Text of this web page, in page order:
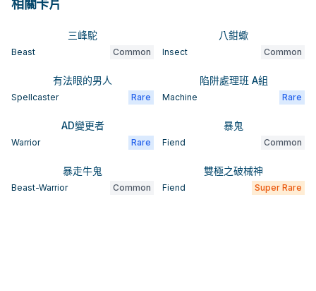
相關卡片
三峰駝
Beast Common
八鉗蠍
Insect Common
有法眼的男人
Spellcaster Rare
陷阱處理班 A組
Machine Rare
AD變更者
Warrior Rare
暴鬼
Fiend Common
暴走牛鬼
Beast-Warrior Common
雙極之破械神
Fiend Super Rare